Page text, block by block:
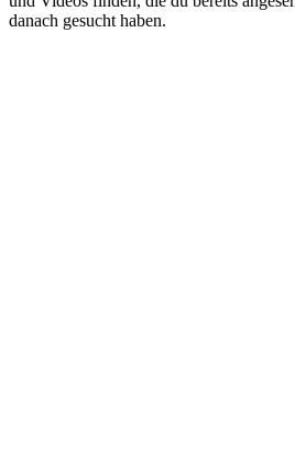
danach gesucht haben.